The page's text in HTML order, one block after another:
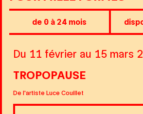
de 0 à 24 mois
Du 11 février au 15 mars
TROPOPAUSE
De l'artiste Luce Couillet